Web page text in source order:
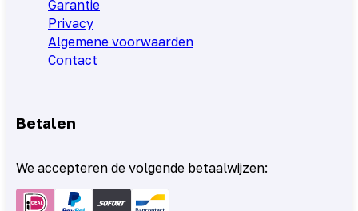
Garantie
Privacy
Algemene voorwaarden
Contact
Betalen
We accepteren de volgende betaalwijzen: